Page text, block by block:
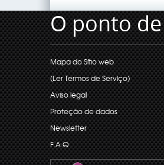
O ponto
Mapa do Sítio web
(Ler Termos de Serviço)
Aviso legal
Proteção de dados
Newsletter
F.A.Q